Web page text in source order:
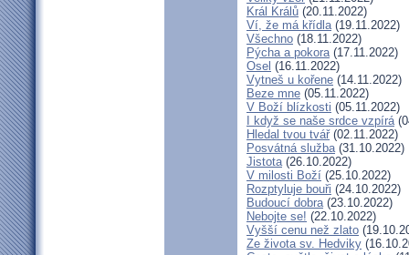
Král Králů (20.11.2022)
Ví, že má křídla(19.11.2022)
Všechno (18.11.2022)
Pýcha a pokora(17.11.2022)
Osel (16.11.2022)
Vytneš u kořene (14.11.2022)
Beze mne (05.11.2022)
V Boží blízkosti (05.11.2022)
I když se naše srdce vzpírá
Hledal tvou tvář(02.11.2022)
Posvátná služba(31.10.2022)
Jistota(26.10.2022)
V milosti Boží (25.10.2022)
Rozptyluje bouři (24.10.2022)
Budoucí dobra(23.10.2022)
Nebojte se! (22.10.2022)
Vyšší cenu než zlato
Ze života sv. Hedviky